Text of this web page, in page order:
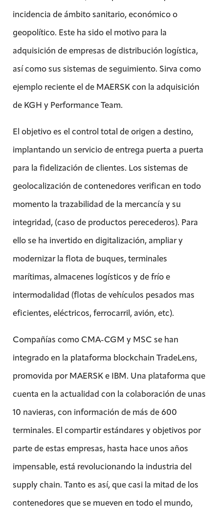
incidencia de ámbito sanitario, económico o
geopolítico. Este ha sido el motivo para la
adquisición de empresas de distribución logística,
así como sus sistemas de seguimiento. Sirva como
ejemplo reciente el de MAERSK con la adquisición
de KGH y Performance Team.
El objetivo es el control total de origen a destino,
implantando un servicio de entrega puerta a puerta
para la fidelización de clientes. Los sistemas de
geolocalización de contenedores verifican en todo
momento la trazabilidad de la mercancía y su
integridad, (caso de productos perecederos). Para
ello se ha invertido en digitalización, ampliar y
modernizar la flota de buques, terminales
marítimas, almacenes logísticos y de frío e
intermodalidad (flotas de vehículos pesados mas
eficientes, eléctricos, ferrocarril, avión, etc).
Compañías como CMA-CGM y MSC se han
integrado en la plataforma blockchain TradeLens,
promovida por MAERSK e IBM. Una plataforma que
cuenta en la actualidad con la colaboración de unas
10 navieras, con información de más de 600
terminales. El compartir estándares y objetivos por
parte de estas empresas, hasta hace unos años
impensable, está revolucionando la industria del
supply chain. Tanto es así, que casi la mitad de los
contenedores que se mueven en todo el mundo,